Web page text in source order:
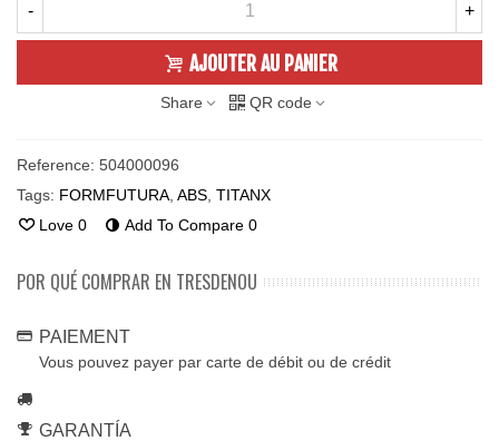
- +
AJOUTER AU PANIER
Share QR code
Reference: 504000096
Tags: FORMFUTURA ABS TITANX
Love 0 Add To Compare 0
POR QUÉ COMPRAR EN TRESDENOU
PAIEMENT
Vous pouvez payer par carte de débit ou de crédit
GARANTÍA